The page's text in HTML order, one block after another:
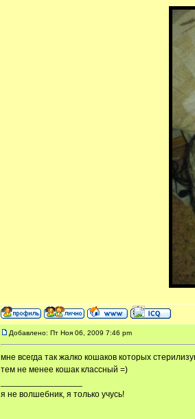
Добавлено: Пт Ноя 06, 2009 7:46 pm
мне всегда так жалко кошаков которых
тем не менее кошак классный =)
я не волшебник, я только учусь!